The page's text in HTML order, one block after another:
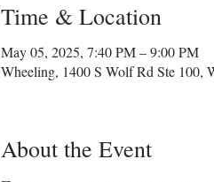
Time & Location
May 05, 2025, 7:40 PM – 9:00 PM
Wheeling, 1400 S Wolf Rd Ste 100,
About the Event